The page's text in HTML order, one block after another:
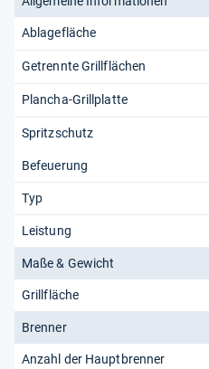
Ablagefläche
Getrennte Grillflächen
Plancha-Grillplatte
Spritzschutz
Befeuerung
Typ
Leistung
Maße & Gewicht
Grillfläche
Brenner
Anzahl der Hauptbrenner